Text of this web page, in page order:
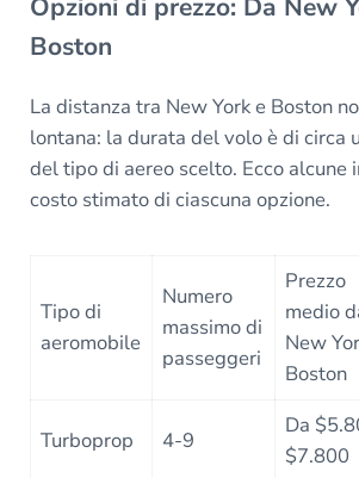
Opzioni di prezzo: Da New
Boston
La distanza tra New York e Boston
lontana: la durata del volo è di circa
del tipo di aereo scelto. Ecco alcune
costo stimato di ciascuna opzione.
Tipo di
aeromobile
Numero
massimo di
passeggeri
Prezzo
medio
New
Boston
Turboprop 4-9
Da
$7.800